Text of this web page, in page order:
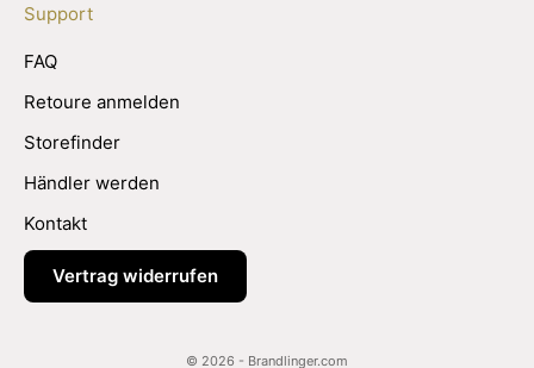
Support
FAQ
Retoure anmelden
Storefinder
Händler werden
Kontakt
Vertrag widerrufen
© 2026 - Brandlinger.com